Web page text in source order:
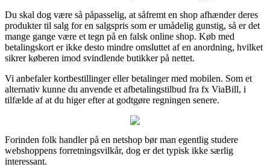
Du skal dog være så påpasselig, at såfremt en shop afhænder deres
produkter til salg for en salgspris som er umådelig gunstig, så er det
mange gange være et tegn på en falsk online shop. Køb med
betalingskort er ikke desto mindre omsluttet af en anordning, hvilket
sikrer køberen imod svindlende butikker på nettet.
Vi anbefaler kortbestillinger eller betalinger med mobilen. Som et
alternativ kunne du anvende et afbetalingstilbud fra fx ViaBill, i
tilfælde af at du higer efter at godtgøre regningen senere.
Forinden folk handler på en netshop bør man egentlig studere
webshoppens forretningsvilkår, dog er det typisk ikke særlig
interessant.